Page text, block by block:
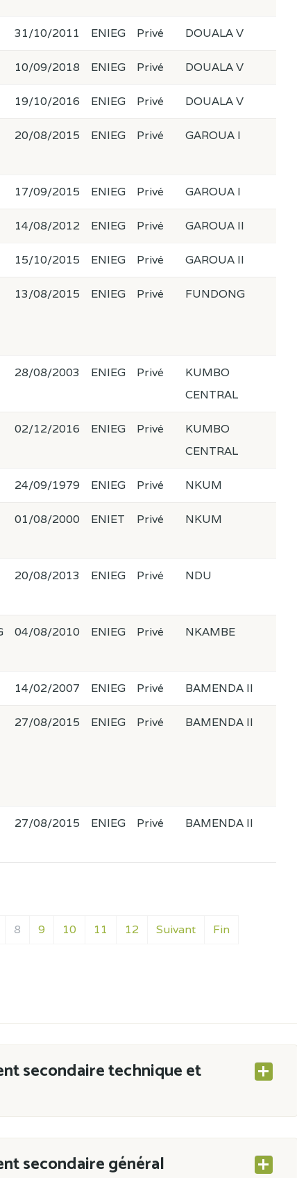
8 9 10 11 12 Suivant Fin
31/10/2011 ENIEG Privé DOUALA V
10/09/2018 ENIEG Privé DOUALA V
19/10/2016 ENIEG Privé DOUALA V
20/08/2015 ENIEG Privé GAROUA I
17/09/2015 ENIEG Privé GAROUA I
14/08/2012 ENIEG Privé GAROUA II
15/10/2015 ENIEG Privé GAROUA II
13/08/2015 ENIEG Privé FUNDONG
28/08/2003 ENIEG Privé
KUMBO
CENTRAL
02/12/2016 ENIEG Privé
KUMBO
CENTRAL
24/09/1979 ENIEG Privé NKUM
01/08/2000 ENIET Privé NKUM
20/08/2013 ENIEG Privé NDU
04/08/2010 ENIEG Privé NKAMBE
14/02/2007 ENIEG Privé BAMENDA II
27/08/2015 ENIEG Privé BAMENDA II
27/08/2015 ENIEG Privé BAMENDA II
secondaire technique et
secondaire général